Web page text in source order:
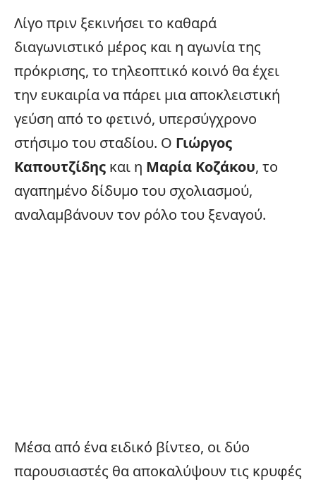
Λίγο πριν ξεκινήσει το καθαρά
διαγωνιστικό μέρος και η αγωνία της
πρόκρισης, το τηλεοπτικό κοινό θα έχει
την ευκαιρία να πάρει μια αποκλειστική
γεύση από το φετινό, υπερσύγχρονο
στήσιμο του σταδίου. Ο Γιώργος
Καπουτζίδης και η Μαρία Κοζάκου, το
αγαπημένο δίδυμο του σχολιασμού,
αναλαμβάνουν τον ρόλο του ξεναγού.
Μέσα από ένα ειδικό βίντεο, οι δύο
παρουσιαστές θα αποκαλύψουν τις κρυφές